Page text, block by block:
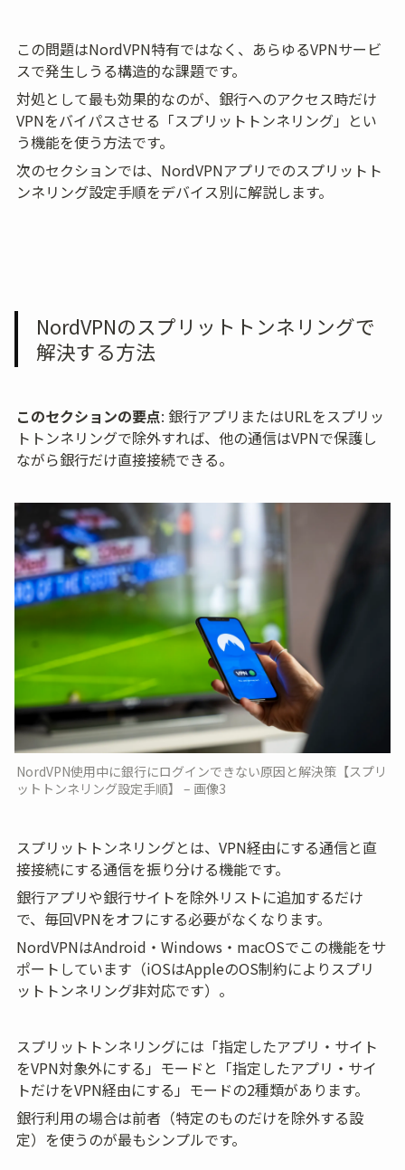
この問題はNordVPN特有ではなく、あらゆるVPNサービ
スで発生しうる構造的な課題です。
対処として最も効果的なのが、銀行へのアクセス時だけ
VPNをバイパスさせる「スプリットトンネリング」とい
う機能を使う方法です。
次のセクションでは、NordVPNアプリでのスプリットト
ンネリング設定手順をデバイス別に解説します。
NordVPNのスプリットトンネリングで
解決する方法
このセクションの要点: 銀行アプリまたはURLをスプリッ
トトンネリングで除外すれば、他の通信はVPNで保護し
ながら銀行だけ直接接続できる。
NordVPN使用中に銀行にログインできない原因と解決策【スプリ
ットトンネリング設定手順】 – 画像3
スプリットトンネリングとは、VPN経由にする通信と直
接接続にする通信を振り分ける機能です。
銀行アプリや銀行サイトを除外リストに追加するだけ
で、毎回VPNをオフにする必要がなくなります。
NordVPNはAndroid・Windows・macOSでこの機能をサ
ポートしています（iOSはAppleのOS制約によりスプリ
ットトンネリング非対応です）。
スプリットトンネリングには「指定したアプリ・サイト
をVPN対象外にする」モードと「指定したアプリ・サイ
トだけをVPN経由にする」モードの2種類があります。
銀行利用の場合は前者（特定のものだけを除外する設
定）を使うのが最もシンプルです。